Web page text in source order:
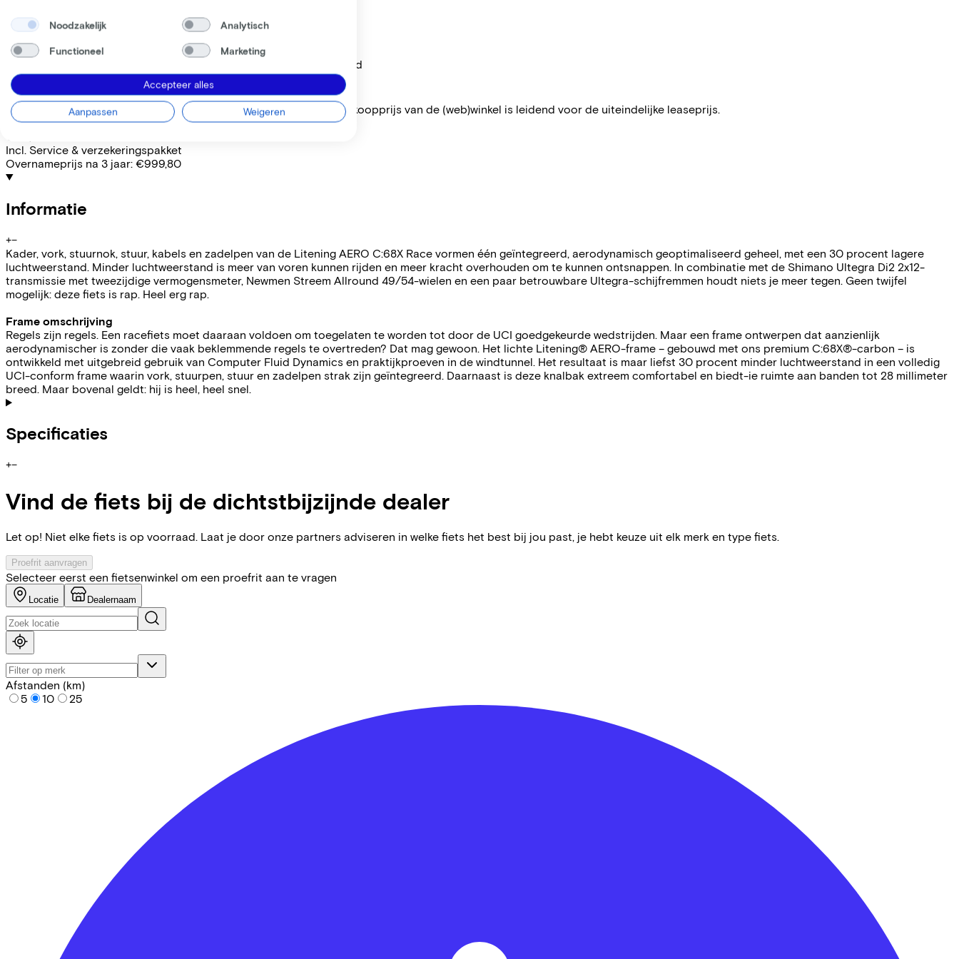
Hoog
Deze fiets lease je via je werkgever. Bereken de leaseprijs per maand
Bruto maandsalaris€
Mijn werkgever betaalt€
Let op: de vermelde lease- en verkoopprijzen zijn indicatief. De verkoopprijs van de (web)winkel is leidend voor de uiteindelijke leaseprijs.
Leaseprijs p/m vanaf
Incl. Service & verzekeringspakket
Overnameprijs na 3 jaar: €999,80
Informatie
+−
Kader, vork, stuurnok, stuur, kabels en zadelpen van de Litening AERO C:68X Race vormen één geïntegreerd, aerodynamisch geoptimaliseerd geheel, met een 30 procent lagere
luchtweerstand. Minder luchtweerstand is meer van voren kunnen rijden en meer kracht overhouden om te kunnen ontsnappen. In combinatie met de Shimano Ultegra Di2 2x12-
transmissie met tweezijdige vermogensmeter, Newmen Streem Allround 49/54-wielen en een paar betrouwbare Ultegra-schijfremmen houdt niets je meer tegen. Geen twijfel
mogelijk: deze fiets is rap. Heel erg rap.
Frame omschrijving
Regels zijn regels. Een racefiets moet daaraan voldoen om toegelaten te worden tot door de UCI goedgekeurde wedstrijden. Maar een frame ontwerpen dat aanzienlijk
aerodynamischer is zonder die vaak beklemmende regels te overtreden? Dat mag gewoon. Het lichte Litening® AERO-frame – gebouwd met ons premium C:68X®-carbon – is
ontwikkeld met uitgebreid gebruik van Computer Fluid Dynamics en praktijkproeven in de windtunnel. Het resultaat is maar liefst 30 procent minder luchtweerstand in een volledig
UCI-conform frame waarin vork, stuurpen, stuur en zadelpen strak zijn geïntegreerd. Daarnaast is deze knalbak extreem comfortabel en biedt-ie ruimte aan banden tot 28 millimeter
breed. Maar bovenal geldt: hij is heel, heel snel.
Specificaties
+−
Vind de fiets bij de dichtstbijzijnde dealer
Let op! Niet elke fiets is op voorraad. Laat je door onze partners adviseren in welke fiets het best bij jou past, je hebt keuze uit elk merk en type fiets.
Proefrit aanvragen
Selecteer eerst een fietsenwinkel om een proefrit aan te vragen
Locatie Dealernaam
Afstanden (km)
5
10 25
Noodzakelijk Analytisch
Functioneel Marketing
Accepteer alles
Aanpassen Weigeren